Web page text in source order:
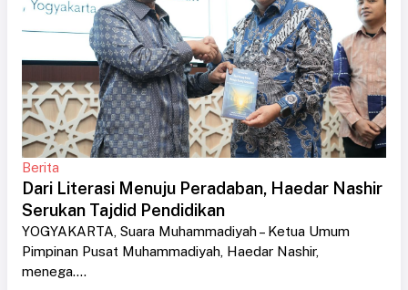
Berita
Dari Literasi Menuju Peradaban, Haedar Nashir
Serukan Tajdid Pendidikan
YOGYAKARTA, Suara Muhammadiyah – Ketua Umum
Pimpinan Pusat Muhammadiyah, Haedar Nashir,
menega....